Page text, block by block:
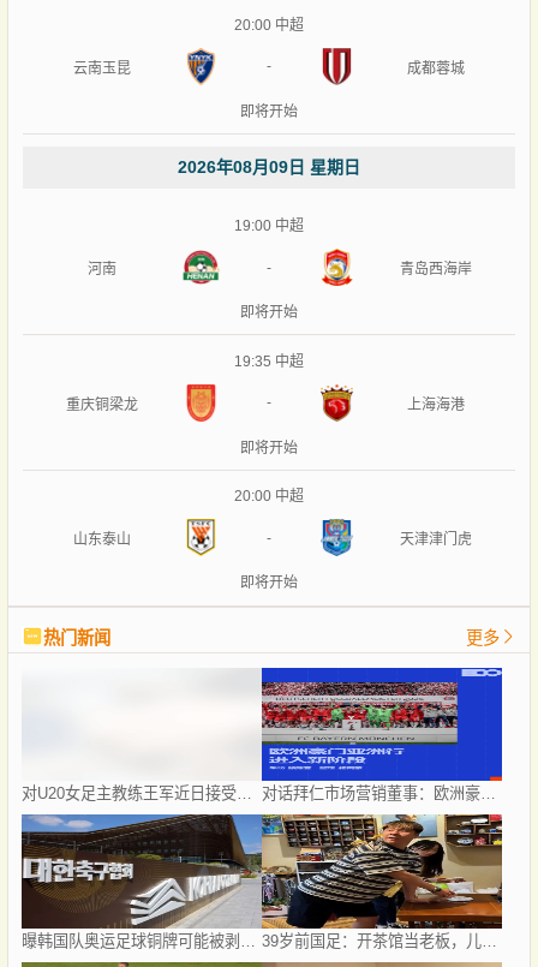
20:00 中超
云南玉昆 - 成都蓉城
即将开始
2026年08月09日 星期日
19:00 中超
河南 - 青岛西海岸
即将开始
19:35 中超
重庆铜梁龙 - 上海海港
即将开始
20:00 中超
山东泰山 - 天津津门虎
即将开始
热门新闻 更多
对U20女足主教练王军近日接受媒体采访对话的解读 对话拜仁市场营销董事：欧洲豪门如何经营中国足球市场